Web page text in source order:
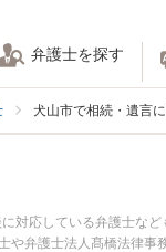
弁護士を探す
犬山市で相続・遺言
応している弁護士な
弁護士法人髙橋法律